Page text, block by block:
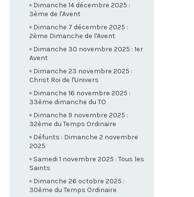
Dimanche 14 décembre 2025 :
3ème de l'Avent
Dimanche 7 décembre 2025 :
2ème Dimanche de l'Avent
Dimanche 30 novembre 2025 : 1er
Avent
Dimanche 23 novembre 2025 :
Christ Roi de l'Univers
Dimanche 16 novembre 2025 :
33ème dimanche du TO
Dimanche 9 novembre 2025 :
32ème du Temps Ordinaire
Défunts : Dimanche 2 novembre
2025
Samedi 1 novembre 2025 : Tous les
Saints
Dimanche 26 octobre 2025 :
30ème du Temps Ordinaire